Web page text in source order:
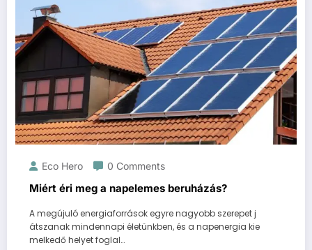
Eco Hero 0 Comments
Miért éri meg a napelemes beruházás?
A megújuló energiaforrások egyre nagyobb szerepet j
átszanak mindennapi életünkben, és a napenergia kie
melkedő helyet foglal…